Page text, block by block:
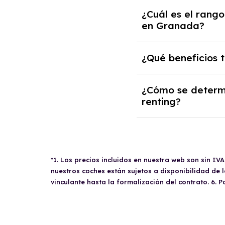
neumáticos
optar por devolver
En la mayoría de
renting. Sin
¿Cuál es el
en Granada?
Los contratos de
kilómetros, se
¿Qué beneficios
Un autónomo que
la posibilidad de
¿Cómo se
renting?
solicitar un aval si
viabilidad
documentación
*1. Los precios incluidos en nuestra web son sin
nuestros coches están sujetos a disponibilidad de
vinculante hasta la formalización del contrato. 6.